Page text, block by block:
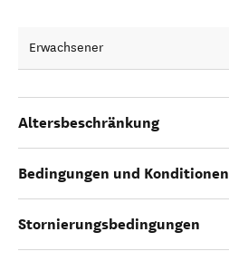
Erwachsener
Altersbeschränkung
Bedingungen und Konditionen
Stornierungsbedingungen